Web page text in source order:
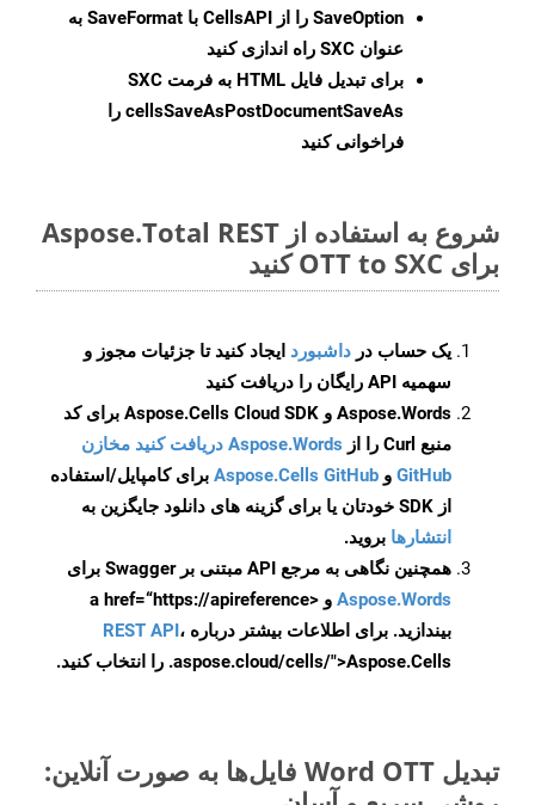
SaveOption
را از CellsAPI با SaveFormat به
عنوان SXC راه اندازی کنید
برای تبدیل فایل HTML به فرمت
SXC
cellsSaveAsPostDocumentSaveAs را
فراخوانی کنید
شروع به استفاده از Aspose.Total REST
برای OTT to SXC کنید
یک حساب در داشبورد ایجاد کنید تا جزئیات مجوز و
سهمیه API رایگان را دریافت کنید
Aspose.Words و Aspose.Cells Cloud SDK برای کد
منبع Curl را از
Aspose.Words دریافت کنید مخازن
GitHub و Aspose.Cells GitHub برای کامپایل/استفاده
از SDK خودتان یا برای گزینه های دانلود جایگزین به
انتشارها بروید.
همچنین نگاهی به مرجع API مبتنی بر Swagger برای
Aspose.Words
و <a href=“https://apireference
بیندازید. برای اطلاعات بیشتر درباره REST API،
.aspose.cloud/cells/">Aspose.Cells را انتخاب کنید.
تبدیل Word OTT فایل‌ها به صورت آنلاین: